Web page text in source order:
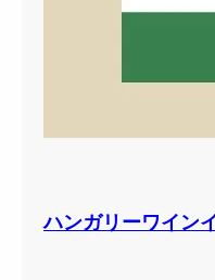
ハンガリーワイン